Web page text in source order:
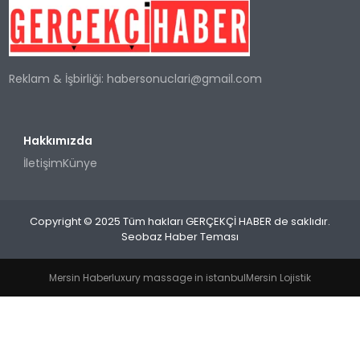
SPOR
TEKNOLOJI
YAŞAM
Reklam & İşbirliği:habersonuclari@gmail.com
Hakkımızda
İletişimKünye
Copyright © 2025 Tüm hakları GERÇEKÇİ HABER de saklıdır.
Seobaz Haber Teması
Mersin Haberluxury massage in istanbulMersin Lojistik